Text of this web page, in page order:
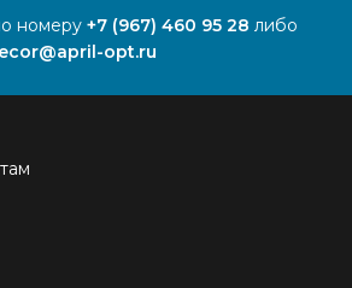
номеру +7 (967) 460 95 28 либо
opt.ru